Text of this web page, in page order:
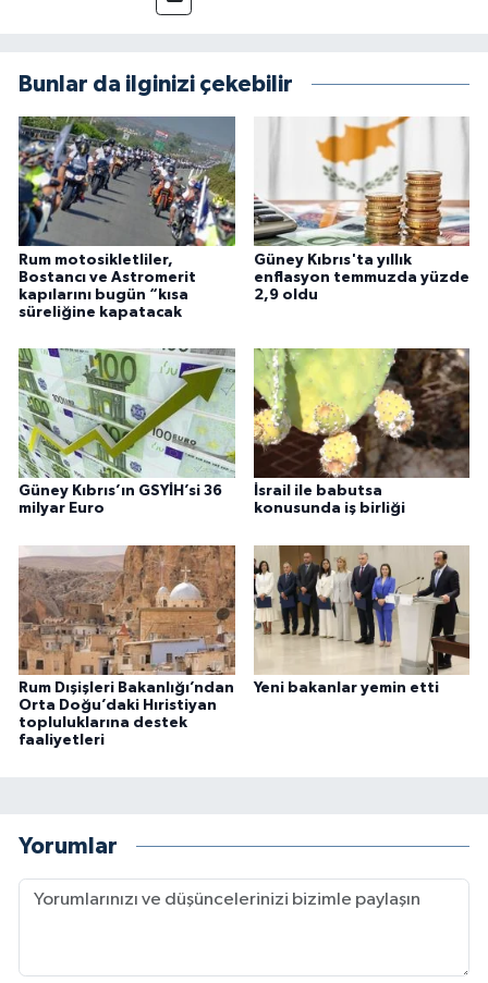
Bunlar da ilginizi çekebilir
Rum motosikletliler,
Bostancı ve Astromerit
kapılarını bugün “kısa
süreliğine kapatacak
Güney Kıbrıs'ta yıllık
enflasyon temmuzda yüzde
2,9 oldu
Güney Kıbrıs’ın GSYİH’si 36
milyar Euro
İsrail ile babutsa
konusunda iş birliği
Rum Dışişleri Bakanlığı’ndan
Orta Doğu’daki Hıristiyan
topluluklarına destek
faaliyetleri
Yeni bakanlar yemin etti
Yorumlar